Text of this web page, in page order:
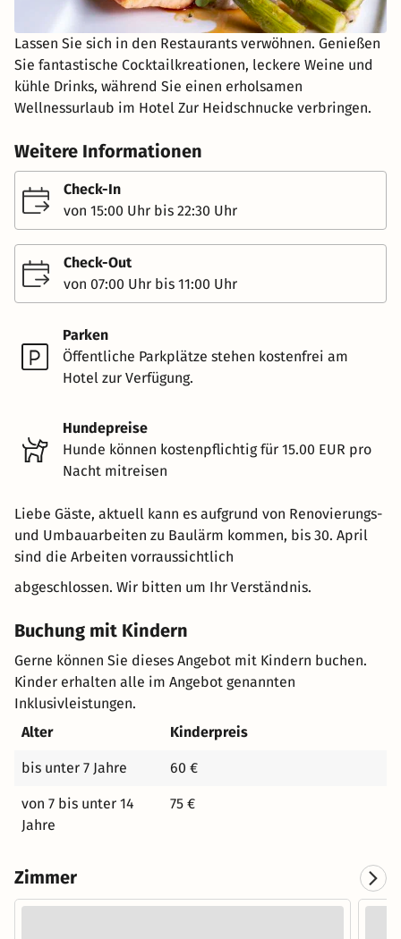
Lassen Sie sich in den Restaurants verwöhnen. Genießen
Sie fantastische Cocktailkreationen, leckere Weine und
kühle Drinks, während Sie einen erholsamen
Wellnessurlaub im Hotel Zur Heidschnucke verbringen.
Weitere Informationen
Check-In
von 15:00 Uhr bis 22:30 Uhr
Check-Out
von 07:00 Uhr bis 11:00 Uhr
Parken
Öffentliche Parkplätze stehen kostenfrei am
Hotel zur Verfügung.
Hundepreise
Hunde können kostenpflichtig für 15.00 EUR pro
Nacht mitreisen
Liebe Gäste, aktuell kann es aufgrund von Renovierungs-
und Umbauarbeiten zu Baulärm kommen, bis 30. April
sind die Arbeiten vorraussichtlich
abgeschlossen. Wir bitten um Ihr Verständnis.
Buchung mit Kindern
Gerne können Sie dieses Angebot mit Kindern buchen.
Kinder erhalten alle im Angebot genannten
Inklusivleistungen.
Alter
Kinderpreis
bis unter 7 Jahre 60 €
von 7 bis unter 14
Jahre
75 €
Zimmer